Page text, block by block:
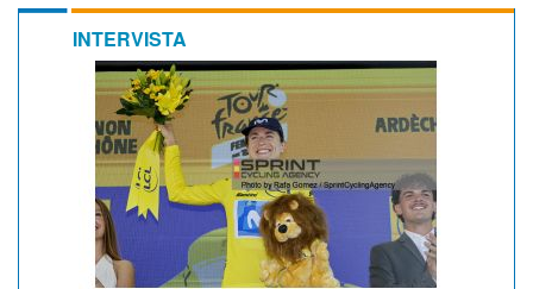
INTERVISTA